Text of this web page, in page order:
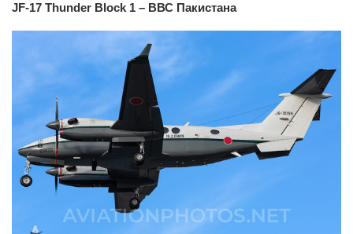
JF-17 Thunder Block 1 – ВВС Пакистана